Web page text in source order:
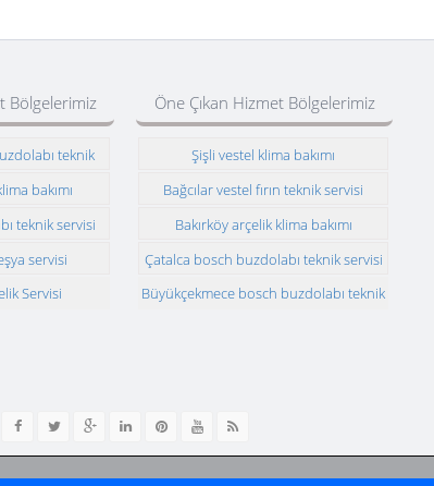
Bölgelerimiz
teknik
bakımı
teknik servisi
servisi
Servisi
Öne Çıkan Hizmet Bölgelerimiz
Şişli vestel klima bakımı
Bağcılar vestel fırın teknik servisi
Bakırköy arçelik klima bakımı
Çatalca bosch buzdolabı teknik servisi
Büyükçekmece bosch buzdolabı teknik